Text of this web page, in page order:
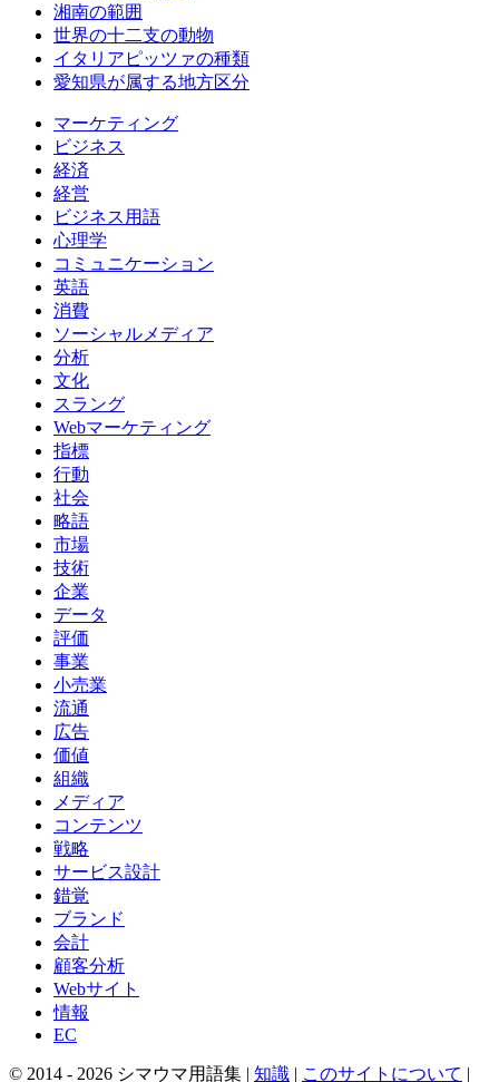
湘南の範囲
世界の十二支の動物
イタリアピッツァの種類
愛知県が属する地方区分
マーケティング
ビジネス
経済
経営
ビジネス用語
心理学
コミュニケーション
英語
消費
ソーシャルメディア
分析
文化
スラング
Webマーケティング
指標
行動
社会
略語
市場
技術
企業
データ
評価
事業
小売業
流通
広告
価値
組織
メディア
コンテンツ
戦略
サービス設計
錯覚
ブランド
会計
顧客分析
Webサイト
情報
EC
© 2014 - 2026 シマウマ用語集 | 知識 | このサイトについて |